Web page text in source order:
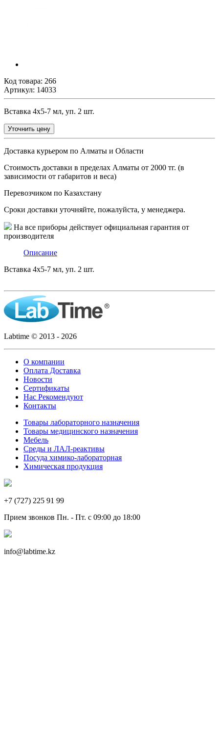
Код товара: 266
Артикул: 14033
Вставка 4х5-7 мл, уп. 2 шт.
Уточнить цену
Доставка курьером по Алматы и Области
Стоимость доставки в пределах Алматы от 2000 тг. (в
зависимости от габаритов и веса)
Перевозчиком по Казахстану
Сроки доставки уточняйте, пожалуйста, у менеджера.
На все приборы действует официальная гарантия от
производителя
Описание
Вставка 4х5-7 мл, уп. 2 шт.
Labtime © 2013 - 2026
О компании
Оплата Доставка
Новости
Сертификаты
Нас Рекомендуют
Контакты
Товары лабораторного назначения
Товары медицинского назначения
Мебель
Среды и ЛАЛ-реактивы
Посуда химико-лабораторная
Химическая продукция
+7 (727) 225 91 99
Прием звонков Пн. - Пт. с 09:00 до 18:00
info@labtime.kz